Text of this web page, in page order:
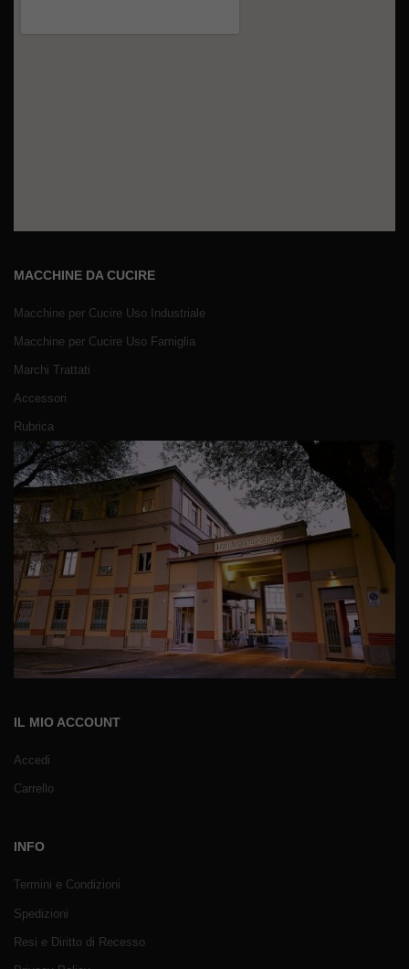
MACCHINE DA CUCIRE
Macchine per Cucire Uso Industriale
Macchine per Cucire Uso Famiglia
Marchi Trattati
Accessori
Rubrica
IL MIO ACCOUNT
Accedi
Carrello
INFO
Termini e Condizioni
Spedizioni
Resi e Diritto di Recesso